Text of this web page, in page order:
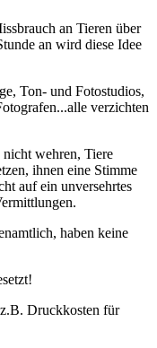
an Tieren über
an wird diese Idee
Ton- und Fotostudios,
verzichten
wehren, Tiere
ihnen eine Stimme
auf ein unversehrtes
haben keine
Druckkosten für